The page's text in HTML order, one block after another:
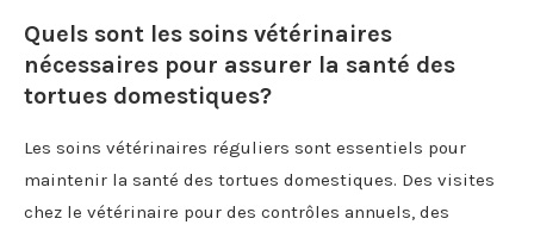
Quels sont les soins vétérinaires
nécessaires pour assurer la santé des
tortues domestiques?
Les soins vétérinaires réguliers sont essentiels pour
maintenir la santé des tortues domestiques. Des visites
chez le vétérinaire pour des contrôles annuels, des